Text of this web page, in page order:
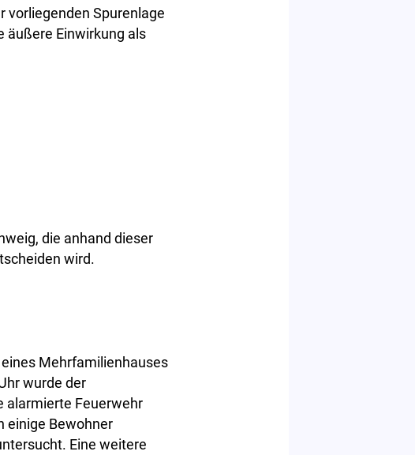
vorliegenden Spurenlage
äußere Einwirkung als
die anhand dieser
wird.
Mehrfamilienhauses
wurde der
alarmierte Feuerwehr
einige Bewohner
Eine weitere